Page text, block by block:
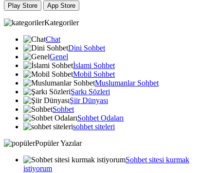
Play Store App Store
Kategoriler
Chat
Dini Sohbet
Genel
İslami Sohbet
Mobil Sohbet
Muslumanlar Sohbet
Şarkı Sözleri
Şiir Dünyası
Sohbet
Sohbet Odaları
sohbet siteleri
Popüler Yazılar
Sohbet sitesi kurmak
istiyorum